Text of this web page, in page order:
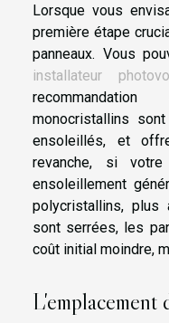
Lorsque vous
première étape
panneaux. Vous
installateur
monocristallins
ensoleillés, et
revanche, si votre
ensoleillement
polycristallins, plus
sont serrées, les
coût initial moindre,
L'emplacement